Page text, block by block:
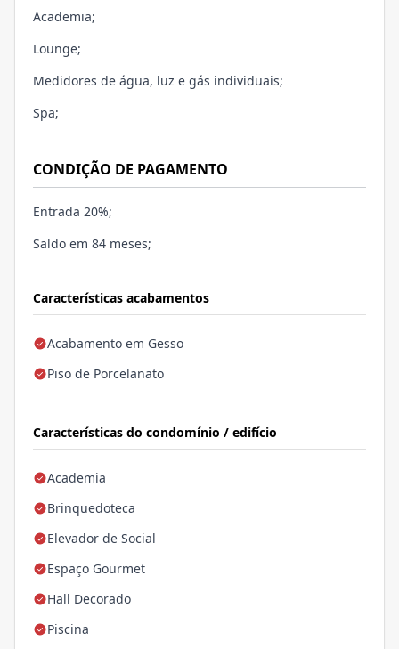
Características acabamentos
Acabamento em Gesso
Piso de Porcelanato
Características do condomínio / edifício
Academia
Brinquedoteca
Elevador de Social
Espaço Gourmet
Hall Decorado
Piscina
Academia;
Lounge;
Medidores de água, luz e gás individuais;
Spa;
CONDIÇÃO DE PAGAMENTO
Entrada 20%;
Saldo em 84 meses;